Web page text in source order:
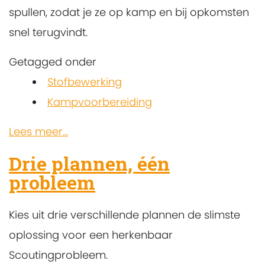
spullen, zodat je ze op kamp en bij opkomsten
snel terugvindt.
Getagged onder
Stofbewerking
Kampvoorbereiding
Lees meer...
Drie plannen, één
probleem
Kies uit drie verschillende plannen de slimste
oplossing voor een herkenbaar
Scoutingprobleem.